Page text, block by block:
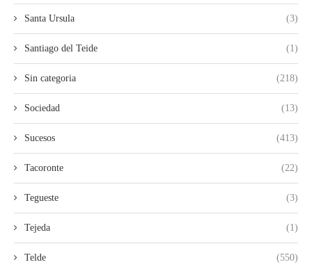
Santa Ursula (3)
Santiago del Teide (1)
Sin categoria (218)
Sociedad (13)
Sucesos (413)
Tacoronte (22)
Tegueste (3)
Tejeda (1)
Telde (550)